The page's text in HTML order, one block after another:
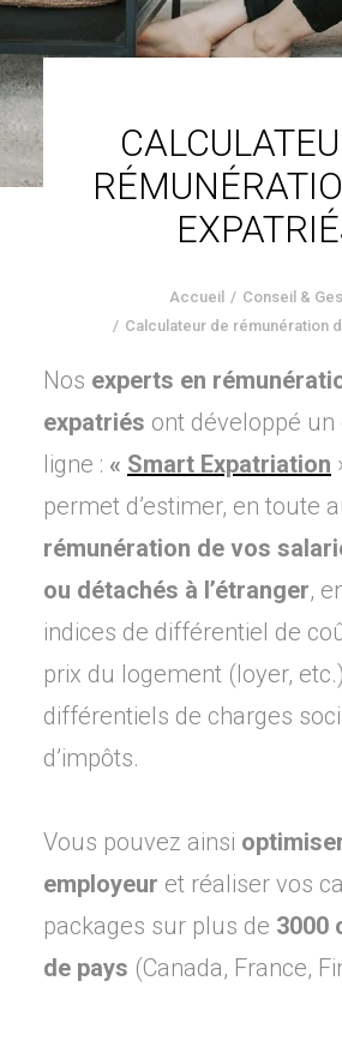
Accueil
Conseil &
Calculateur de rémunération
Nos experts en
expatriés ont développé
ligne : « Smart Expatriation
permet d’estimer, en toute
rémunération de vos
ou détachés à l’étranger,
indices de différentiel de
prix du logement (loyer,
différentiels de charges
d’impôts.
Vous pouvez ainsi
employeur et réaliser vos
packages sur plus de 3000
de pays (Canada, France,